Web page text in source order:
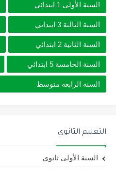
السنة الأولى 1 ابتدائي
السنة الثالثة 3 ابتدائي
السنة الثانية 2 ابتدائي
السنة الخامسة 5 ابتدائي
السنة الرابعة متوسط
التعليم الثانوي
السنة الأولى ثانوي